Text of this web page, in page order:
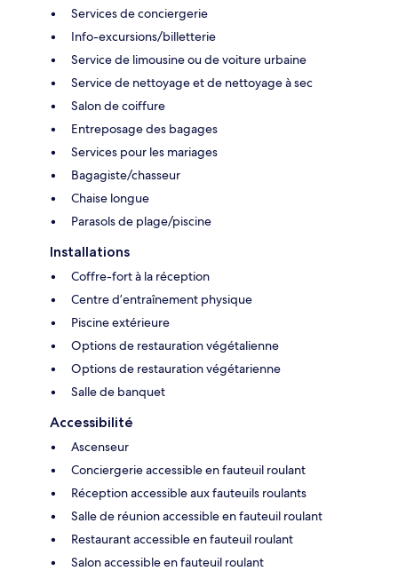
Services de conciergerie
Info-excursions/billetterie
Service de limousine ou de voiture urbaine
Service de nettoyage et de nettoyage à sec
Salon de coiffure
Entreposage des bagages
Services pour les mariages
Bagagiste/chasseur
Chaise longue
Parasols de plage/piscine
Installations
Coffre-fort à la réception
Centre d’entraînement physique
Piscine extérieure
Options de restauration végétalienne
Options de restauration végétarienne
Salle de banquet
Accessibilité
Ascenseur
Conciergerie accessible en fauteuil roulant
Réception accessible aux fauteuils roulants
Salle de réunion accessible en fauteuil roulant
Restaurant accessible en fauteuil roulant
Salon accessible en fauteuil roulant